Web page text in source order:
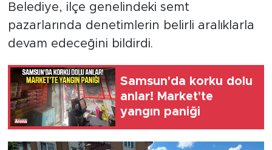
Belediye, ilçe genelindeki semt
pazarlarında denetimlerin belirli aralıklarla
devam edeceğini bildirdi.
Samsun'da korku dolu
anlar! Market'te
yangın paniği